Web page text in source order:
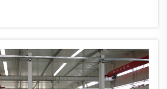
toiminnalliseen tehokkuuteen
tuleviin voittoihin